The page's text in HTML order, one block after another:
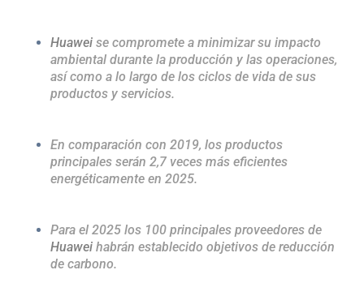
Huawei se compromete a minimizar su impacto
ambiental durante la producción y las operaciones,
así como a lo largo de los ciclos de vida de sus
productos y servicios.
En comparación con 2019, los productos
principales serán 2,7 veces más eficientes
energéticamente en 2025.
Para el 2025 los 100 principales proveedores de
Huawei habrán establecido objetivos de reducción
de carbono.